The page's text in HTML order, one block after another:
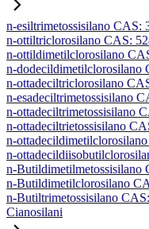
n-esiltrimetossisilano CAS:
n-ottiltriclorosilano CAS:
n-ottildimetilclorosilano
n-dodecildimetilclorosilano
n-ottadeciltriclorosilano
n-esadeciltrimetossisilano
n-ottadeciltrimetossisilano
n-ottadeciltrietossisilano
n-
n-
n-Butildimetilmetossisilano
n-Butildimetilclorosilano
n-Butiltrimetossisilano
Cianosilani